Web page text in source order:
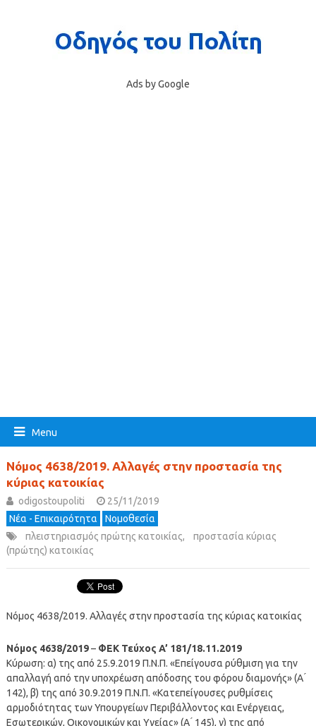
Ads by Google
Menu
Νόμος 4638/2019. Αλλαγές στην προστασία της
κύριας κατοικίας
odigostoupoliti
25/11/2019
Νέα - Επικαιρότητα
Νομοθεσία
πλειστηριασμός πρώτης κατοικίας,
προστασία κύριας
(πρώτης) κατοικίας
Νόμος 4638/2019. Αλλαγές στην προστασία της κύριας κατοικίας
Νόμος 4638/2019– ΦΕΚ Τεύχος A’ 181/18.11.2019
Κύρωση: α) της από 25.9.2019 Π.Ν.Π. «Επείγουσα ρύθμιση για την
απαλλαγή από την υποχρέωση απόδοσης του φόρου διαμονής» (Α ́
142), β) της από 30.9.2019 Π.Ν.Π. «Κατεπείγουσες ρυθμίσεις
αρμοδιότητας των Υπουργείων Περιβάλλοντος και Ενέργειας,
Εσωτερικών, Οικονομικών και Υγείας» (Α ́ 145), γ) της από